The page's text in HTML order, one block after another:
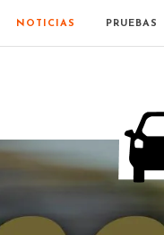
NOTICIAS PRUEBAS